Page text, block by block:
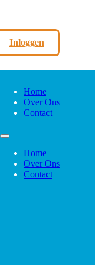
Inloggen
Home
Over Ons
Contact
Home
Over Ons
Contact